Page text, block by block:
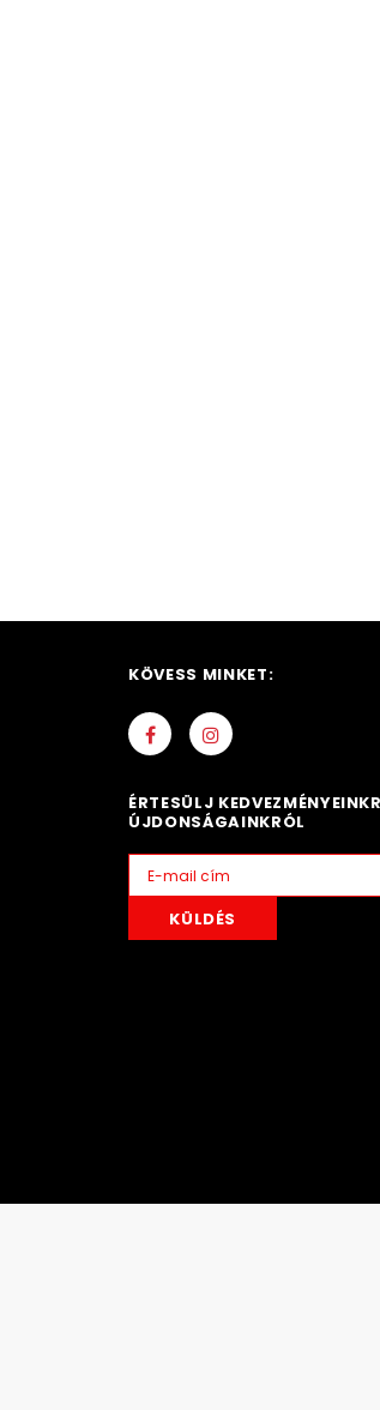
KÖVESS MINKET:
ÉRTESÜLJ
ÚJDONSÁGAINKRÓL